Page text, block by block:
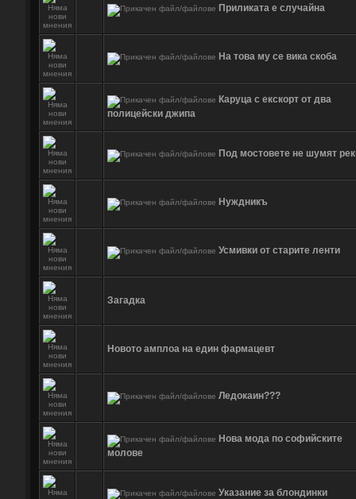
Приликата е случайна
На това му се вика скоба
Каруца с екскорт от два
полицейски джипа
Под мостовете не шумят
Нуждникъ
Усмивки от старите ленти
Загадка
Новото амплоа на един фармацевт
Ледокаин???
Нова мода по софийските
молове
Указание за блондинки